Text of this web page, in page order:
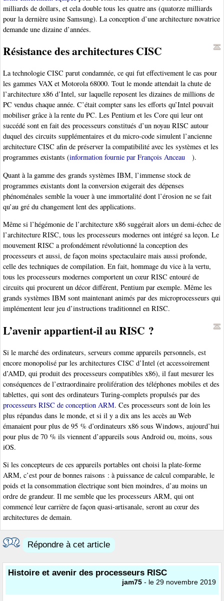
milliards de dollars, et cela double tous les quatre ans (quatorze milliards
pour la dernière usine Samsung). La conception d’une architecture novatrice
demande une dizaine d’années.
Résistance des architectures CISC
La technologie CISC parut condamnée, ce qui fut effectivement le cas pour
les gammes VAX et Motorola 68000. Tout le monde attendait la chute de
l’architecture x86 d’Intel, sur laquelle reposent les dizaines de millions de
PC vendus chaque année. C’était compter sans les efforts qu’Intel pouvait
mobiliser grâce à la rente du PC. Les Pentium et les Core qui leur ont
succédé sont en fait des processeurs constitués d’un noyau RISC autour
duquel des circuits supplémentaires et du micro-code simulent l’ancienne
architecture CISC afin de préserver la compatibilité avec les systèmes et les
programmes existants (information fournie par François Anceau
).
Quant à la gamme des grands systèmes IBM, l’immense stock de
programmes existants dont la conversion exigerait des dépenses
phénoménales semble la vouer à une immortalité dont l’érosion ne se fait
qu’au gré du changement lent des applications.
Même si l’hégémonie de l’architecture x86 suggérait alors un demi-échec de
l’architecture RISC, tous les processeurs modernes ont intégré sa leçon. Le
mouvement RISC a profondément révolutionné la conception des
processeurs et aussi, de façon moins spectaculaire mais aussi profonde,
celle des techniques de compilation. En fait, hommage du vice à la vertu,
tous les processeurs modernes comportent un cœur RISC entouré de
circuits qui procurent un décor différent, Pentium par exemple. Même les
grands systèmes IBM sont maintenant animés par des microprocesseurs qui
implémentent leur jeu d’instructions traditionnel en RISC.
L’avenir appartient-il au RISC ?
Si le marché des ordinateurs, serveurs comme appareils personnels, est
encore monopolisé par les architectures CISC d’Intel (et accessoirement
d’AMD, qui produit des processeurs compatibles x86), il faut mesurer les
conséquences de l’extraordinaire prolifération des téléphones mobiles et des
tablettes, qui sont des ordinateurs Turing-complets propulsés par des
processeurs RISC de conception ARM. Ces processeurs sont de loin les
plus répandus dans le monde, et si il y a dix ans les accès au Web
émanaient pour plus de 95 % d’ordinateurs x86 sous Windows, aujourd’hui
pour plus de 70 % ils viennent d’appareils sous Android ou, moins, sous
iOS.
Si les concepteurs de ces appareils portables ont choisi la plate-forme
ARM, c’est pour de bonnes raisons : à puissance de calcul comparable, le
poids et la consommation électrique sont bien moindres, d’au moins un
ordre de grandeur. Il me semble que les processeurs ARM, qui ont
commencé leur carrière de façon quasi-artisanale, seront au cœur des
architectures de demain.
Répondre à cet article
Histoire et avenir des processeurs RISC
jam75 - le 29 novembre 2019